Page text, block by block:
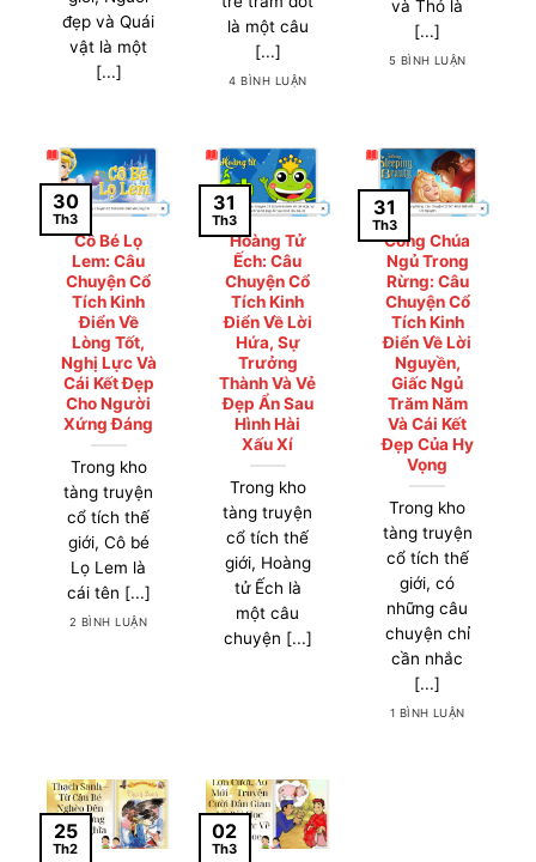
đẹp và Quái
vật là một
[...]
là một câu
[...]
4 BÌNH LUẬN
và Thỏ là
[...]
5 BÌNH LUẬN
Cô Bé Lọ
Lem: Câu
Chuyện Cổ
Tích Kinh
Điển Về
Lòng Tốt,
Nghị Lực Và
Cái Kết Đẹp
Cho Người
Xứng Đáng
Trong kho
tàng truyện
cổ tích thế
giới, Cô bé
Lọ Lem là
cái tên [...]
2 BÌNH LUẬN
30
Th3
Hoàng Tử
Ếch: Câu
Chuyện Cổ
Tích Kinh
Điển Về Lời
Hứa, Sự
Trưởng
Thành Và Vẻ
Đẹp Ẩn Sau
Hình Hài
Xấu Xí
Trong kho
tàng truyện
cổ tích thế
giới, Hoàng
tử Ếch là
một câu
chuyện [...]
31
Th3
Công Chúa
Ngủ Trong
Rừng: Câu
Chuyện Cổ
Tích Kinh
Điển Về Lời
Nguyền,
Giấc Ngủ
Trăm Năm
Và Cái Kết
Đẹp Của Hy
Vọng
Trong kho
tàng truyện
cổ tích thế
giới, có
những câu
chuyện chỉ
cần nhắc
[...]
1 BÌNH LUẬN
31
Th3
25
Th2
02
Th3